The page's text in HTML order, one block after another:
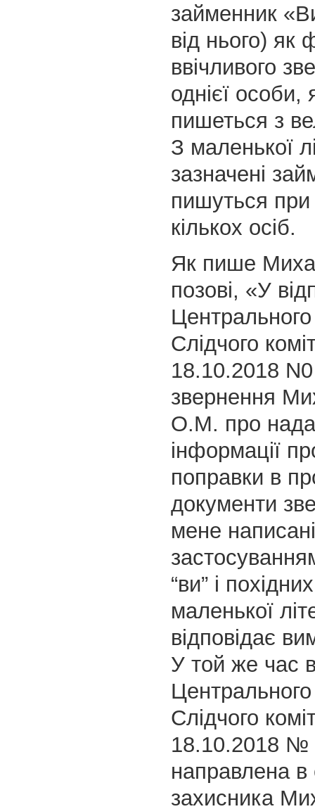
займенник
від нього) як
ввічливого
однієї особи,
пишеться з
З маленької
зазначені
пишуться при
кількох осіб.
Як пише
позові, «У
Слідчого
18.10.2018
звернення
О.М. про
інформації
поправки в
документи
мене написані
“ви” і
маленької
відповідає
У той же час
Слідчого
18.10.2018 №
направлена в
захисника